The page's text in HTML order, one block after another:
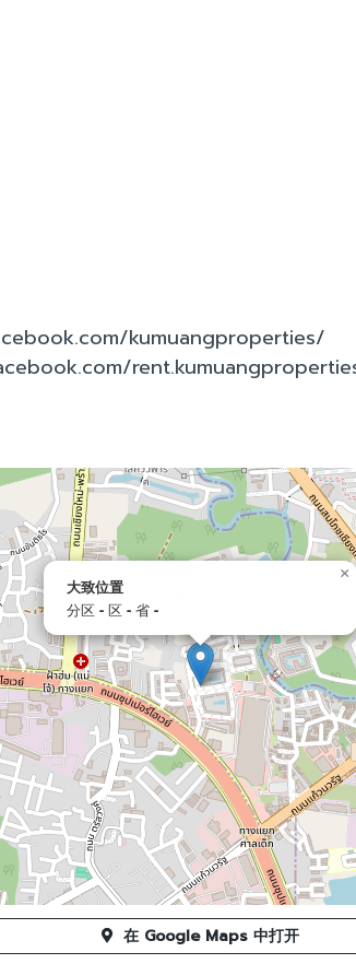
kumuangproperties/
大致位置
分区 - 区 - 省 -
×
在 Google Maps 中打开